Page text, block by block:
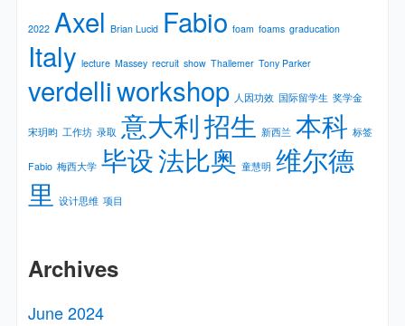
2022 Axel Brian Lucid Fabio foam foams graducation
Italy lecture Massey recruit show Thallemer Tony Parker
verdelliworkshop 人因功效 国际留学生 奖学金
宋玥昀 工作坊 录取 意大利招生 新⻄兰 本科 标签
Fabio 梅⻄⼤学 毕设法比奥 童慧明 维尔德
里
设计思维 项目
Archives
June 2024